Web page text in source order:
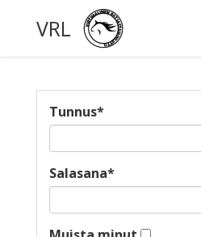
VRL
Tunnus*
Salasana*